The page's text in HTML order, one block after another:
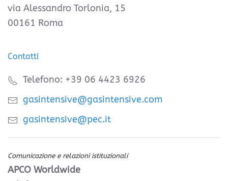
via Alessandro Torlonia, 15
00161 Roma
Contatti
Telefono: +39 06 4423 6926
gasintensive@gasintensive.com
gasintensive@pec.it
Comunicazione e relazioni istituzionali
APCO Worldwide